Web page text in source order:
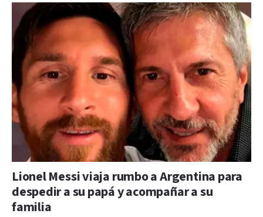
Lionel Messi viaja rumbo a Argentina para
despedir a su papá y acompañar a su
familia